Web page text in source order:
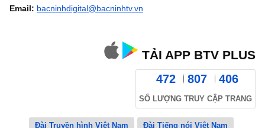
Email: bacninhdigital@bacninhtv.vn
TẢI APP BTV PLUS
472 807 406
SỐ LƯỢNG TRUY CẬP TRANG
Đài Truyền hình Việt Nam Đài Tiếng nói Việt Nam